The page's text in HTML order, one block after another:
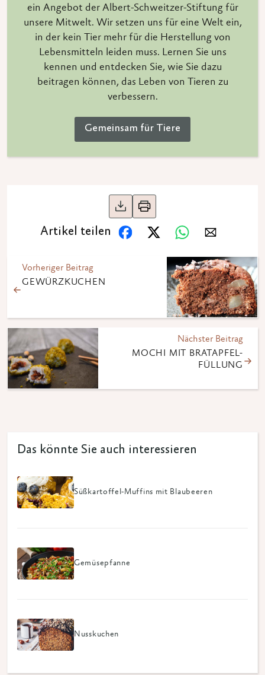
ein Angebot der Albert-Schweitzer-Stiftung für
unsere Mitwelt. Wir setzen uns für eine Welt ein,
in der kein Tier mehr für die Herstellung von
Lebensmitteln leiden muss. Lernen Sie uns
kennen und entdecken Sie, wie Sie dazu
beitragen können, das Leben von Tieren zu
verbessern.
Gemeinsam für Tiere
Artikel teilen
Vorheriger Beitrag
GEWÜRZKUCHEN
Nächster Beitrag
MOCHI MIT BRATAPFEL-
FÜLLUNG
Das könnte Sie auch interessieren
Süßkartoffel-Muffins mit Blaubeeren
Gemüsepfanne
Nusskuchen